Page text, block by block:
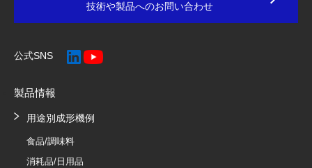
製品情報
用途別成形機例
食品/調味料
消耗品/日用品
技術や製品へのお問い合わせ
公式SNS